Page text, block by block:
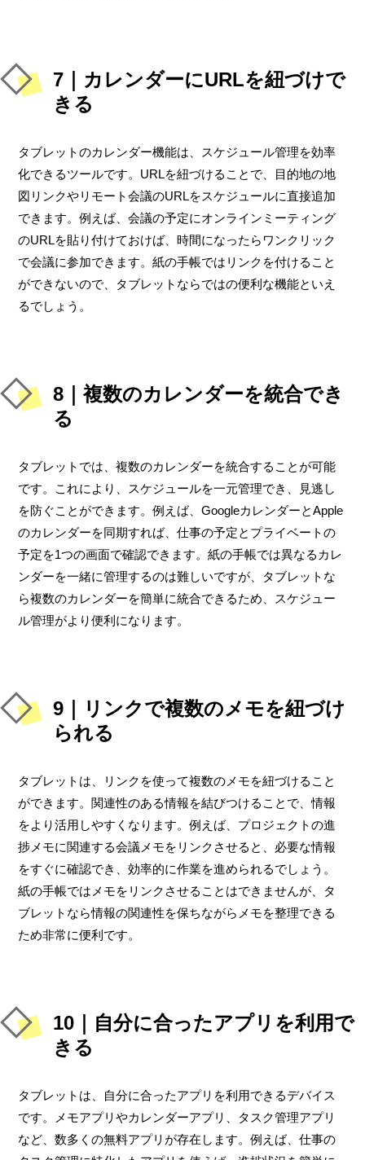
7｜カレンダーにURLを紐づけで
きる
タブレットのカレンダー機能は、スケジュール管理を効率
化できるツールです。URLを紐づけることで、目的地の地
図リンクやリモート会議のURLをスケジュールに直接追加
できます。例えば、会議の予定にオンラインミーティング
のURLを貼り付けておけば、時間になったらワンクリック
で会議に参加できます。紙の手帳ではリンクを付けること
ができないので、タブレットならではの便利な機能といえ
るでしょう。
8｜複数のカレンダーを統合でき
る
タブレットでは、複数のカレンダーを統合することが可能
です。これにより、スケジュールを一元管理でき、見逃し
を防ぐことができます。例えば、GoogleカレンダーとApple
のカレンダーを同期すれば、仕事の予定とプライベートの
予定を1つの画面で確認できます。紙の手帳では異なるカレ
ンダーを一緒に管理するのは難しいですが、タブレットな
ら複数のカレンダーを簡単に統合できるため、スケジュー
ル管理がより便利になります。
9｜リンクで複数のメモを紐づけ
られる
タブレットは、リンクを使って複数のメモを紐づけること
ができます。関連性のある情報を結びつけることで、情報
をより活用しやすくなります。例えば、プロジェクトの進
捗メモに関連する会議メモをリンクさせると、必要な情報
をすぐに確認でき、効率的に作業を進められるでしょう。
紙の手帳ではメモをリンクさせることはできませんが、タ
ブレットなら情報の関連性を保ちながらメモを整理できる
ため非常に便利です。
10｜自分に合ったアプリを利用で
きる
タブレットは、自分に合ったアプリを利用できるデバイス
です。メモアプリやカレンダーアプリ、タスク管理アプリ
など、数多くの無料アプリが存在します。例えば、仕事の